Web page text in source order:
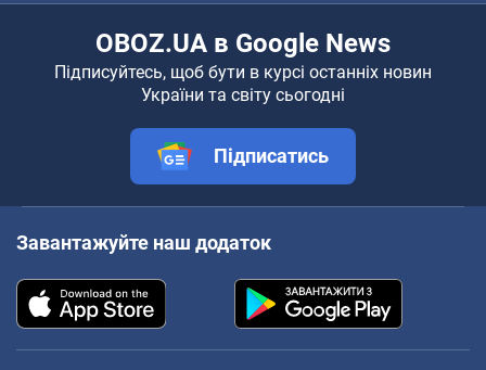
OBOZ.UA в Google News
Підписуйтесь, щоб бути в курсі останніх новин
України та світу сьогодні
Підписатись
Завантажуйте наш додаток